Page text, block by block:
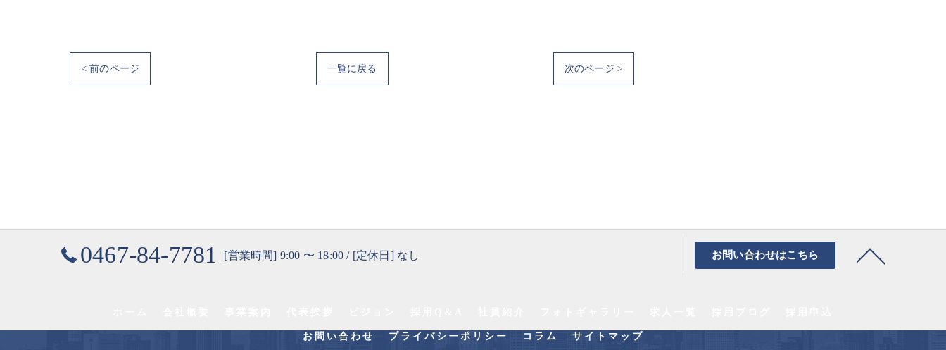
< 前のページ 一覧に戻る 次のページ >
0467-84-7781 [営業時間] 9:00 〜 18:00 / [定休日] なし お問い合わせはこちら
お問い合わせ プライバシーポリシー コラム サイトマップ